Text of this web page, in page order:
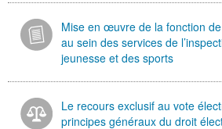
Mise en œuvre de la fonction
au sein des services de
jeunesse et des sports
Le recours exclusif au vote
principes généraux du droit